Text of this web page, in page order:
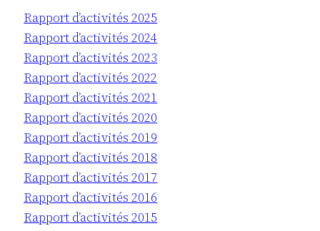
Rapport d’activités 2025
Rapport d’activités 2024
Rapport d’activités 2023
Rapport d’activités 2022
Rapport d’activités 2021
Rapport d’activités 2020
Rapport d’activités 2019
Rapport d’activités 2018
Rapport d’activités 2017
Rapport d’activités 2016
Rapport d’activités 2015